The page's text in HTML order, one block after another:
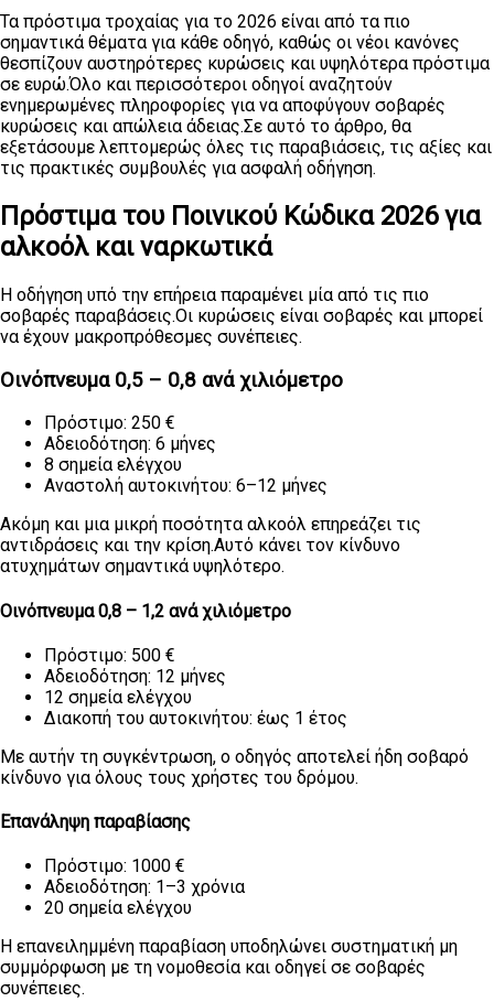
Τα πρόστιμα τροχαίας για το 2026 είναι από τα πιο
σημαντικά θέματα για κάθε οδηγό, καθώς οι νέοι κανόνες
θεσπίζουν αυστηρότερες κυρώσεις και υψηλότερα πρόστιμα
σε ευρώ.Όλο και περισσότεροι οδηγοί αναζητούν
ενημερωμένες πληροφορίες για να αποφύγουν σοβαρές
κυρώσεις και απώλεια άδειας.Σε αυτό το άρθρο, θα
εξετάσουμε λεπτομερώς όλες τις παραβιάσεις, τις αξίες και
τις πρακτικές συμβουλές για ασφαλή οδήγηση.
Πρόστιμα του Ποινικού Κώδικα 2026 για
αλκοόλ και ναρκωτικά
Η οδήγηση υπό την επήρεια παραμένει μία από τις πιο
σοβαρές παραβάσεις.Οι κυρώσεις είναι σοβαρές και μπορεί
να έχουν μακροπρόθεσμες συνέπειες.
Οινόπνευμα 0,5 – 0,8 ανά χιλιόμετρο
Πρόστιμο: 250 €
Αδειοδότηση: 6 μήνες
8 σημεία ελέγχου
Αναστολή αυτοκινήτου: 6–12 μήνες
Ακόμη και μια μικρή ποσότητα αλκοόλ επηρεάζει τις
αντιδράσεις και την κρίση.Αυτό κάνει τον κίνδυνο
ατυχημάτων σημαντικά υψηλότερο.
Οινόπνευμα 0,8 – 1,2 ανά χιλιόμετρο
Πρόστιμο: 500 €
Αδειοδότηση: 12 μήνες
12 σημεία ελέγχου
Διακοπή του αυτοκινήτου: έως 1 έτος
Με αυτήν τη συγκέντρωση, ο οδηγός αποτελεί ήδη σοβαρό
κίνδυνο για όλους τους χρήστες του δρόμου.
Επανάληψη παραβίασης
Πρόστιμο: 1000 €
Αδειοδότηση: 1–3 χρόνια
20 σημεία ελέγχου
Η επανειλημμένη παραβίαση υποδηλώνει συστηματική μη
συμμόρφωση με τη νομοθεσία και οδηγεί σε σοβαρές
συνέπειες.